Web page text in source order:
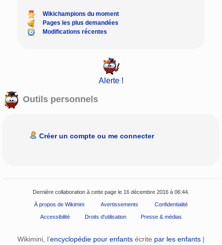
Wikichampions du moment
Pages les plus demandées
Modifications récentes
Alerte !
Outils personnels
Créer un compte ou me connecter
Dernière collaboration à cette page le 16 décembre 2016 à 06:44.
À propos de Wikimini Avertissements Confidentialité
Accessibilité Droits d'utilisation Presse & médias
Wikimini, l’encyclopédie pour enfants écrite par les enfants |